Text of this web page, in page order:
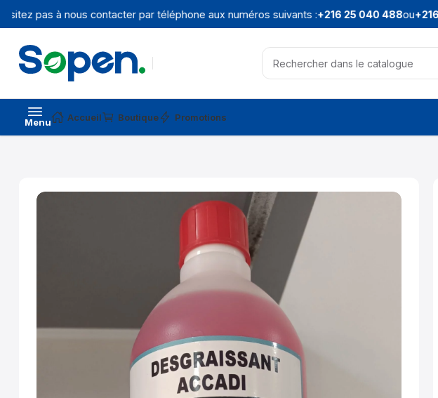
pas à nous contacter par téléphone aux numéros suivants :+216 25 040 488ou+216
Menu Accueil Boutique Promotions